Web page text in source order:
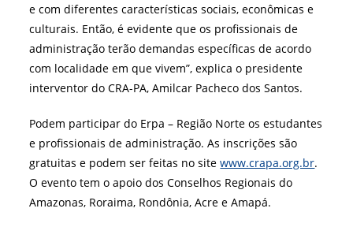
e com diferentes características sociais, econômicas e
culturais. Então, é evidente que os profissionais de
administração terão demandas específicas de acordo
com localidade em que vivem”, explica o presidente
interventor do CRA-PA, Amilcar Pacheco dos Santos.
Podem participar do Erpa – Região Norte os estudantes
e profissionais de administração. As inscrições são
gratuitas e podem ser feitas no sitewww.crapa.org.br.
O evento tem o apoio dos Conselhos Regionais do
Amazonas, Roraima, Rondônia, Acre e Amapá.